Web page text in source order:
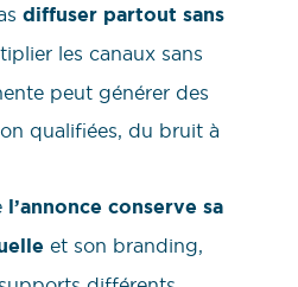
diffuser partout sans
les canaux sans
peut générer des
qualifiées, du bruit à
l’annonce conserve sa
et son branding,